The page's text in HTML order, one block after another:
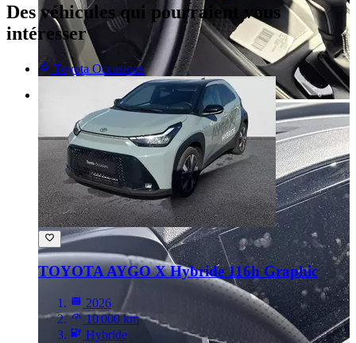
Des véhicules qui pourraient vous
intéresser
Toyota Occasions
TOYOTA AYGOX Hybride 116h Graphic
2026
10 000 km
Hybride